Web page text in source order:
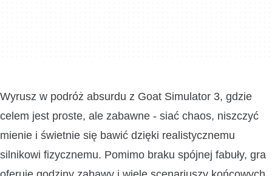
Wyrusz w podróż absurdu z Goat Simulator 3, gdzie
celem jest proste, ale zabawne - siać chaos, niszczyć
mienie i świetnie się bawić dzięki realistycznemu
silnikowi fizycznemu. Pomimo braku spójnej fabuły, gra